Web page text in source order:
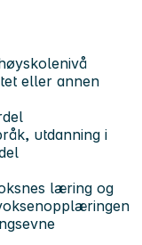
eller annen
utdanning i
læring og